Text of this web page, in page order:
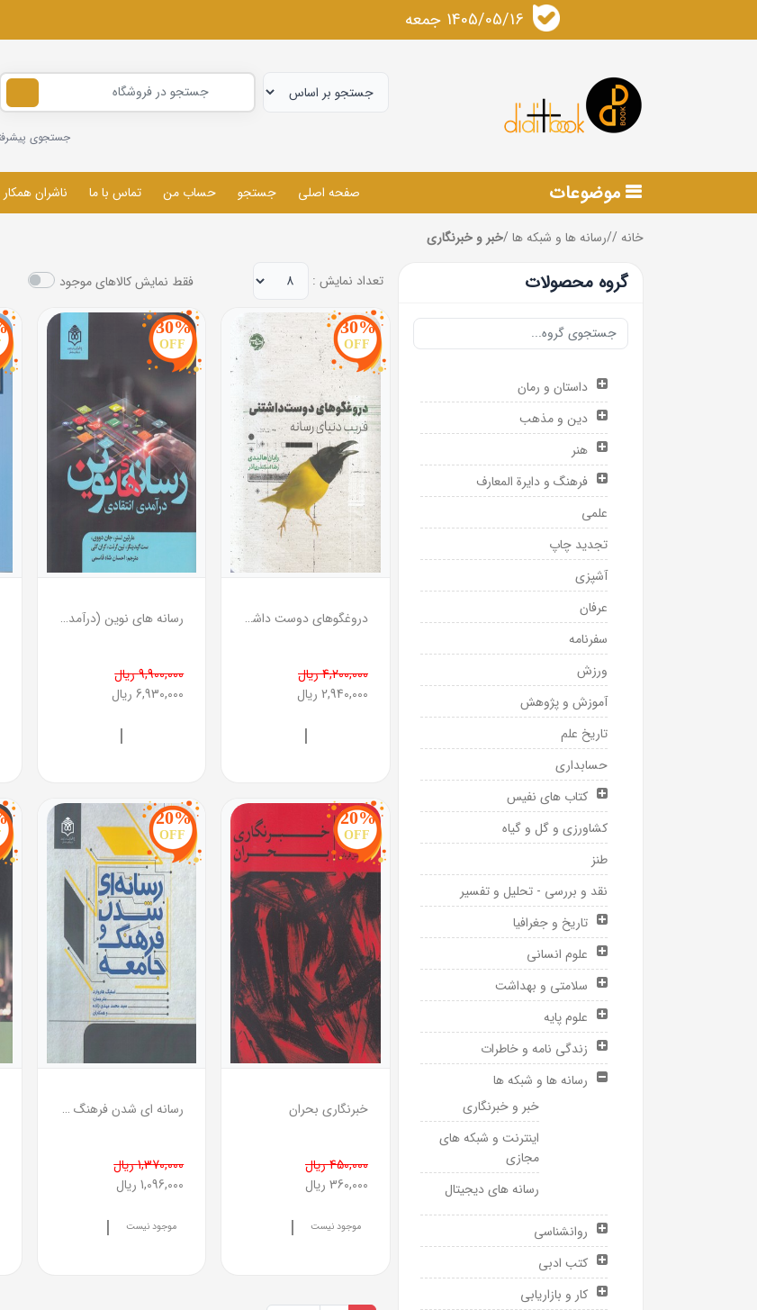
1405/05/16 جمعه
جستجوی
موضوعات صفحه اصلی جستجو حساب من تماس با ما ناشران همکار
خانه /
/رسانه ها و شبکه ها /خبر و خبرنگاری
گروه محصولات
داستان و رمان
دین و مذهب
هنر
فرهنگ و دایرة المعارف
علمی
تجدید چاپ
آشپزی
عرفان
سفرنامه
ورزش
آموزش و پژوهش
تاریخ علم
حسابداری
کتاب های نفیس
کشاورزی و گل و گیاه
طنز
نقد و بررسی - تحلیل و تفسیر
تاریخ و جغرافیا
علوم انسانی
سلامتی و بهداشت
علوم پایه
زندگی نامه و خاطرات
رسانه ها و شبکه ها
خبر و خبرنگاری
اینترنت و شبکه های
مجازی
رسانه های دیجیتال
روانشناسی
کتب ادبی
کار و بازاریابی
تعداد نمایش : فقط نمایش کالاهای موجود
30%
OFF
دروغگوهای دوست داشتنی
4,200,000 ریال
2,940,000 ریال
|
30%
OFF
رسانه های نوین (درآمدی انتقادی)
9,900,000 ریال
6,930,000 ریال
|
20%
OFF
خبرنگاری بحران
450,000 ریال
360,000 ریال
موجود نیست |
20%
OFF
رسانه ای شدن فرهنگ و جامعه
1,370,000 ریال
1,096,000 ریال
موجود نیست |